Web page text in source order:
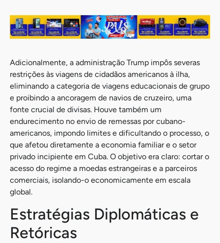
Adicionalmente, a administração Trump impôs severas
restrições às viagens de cidadãos americanos à ilha,
eliminando a categoria de viagens educacionais de grupo
e proibindo a ancoragem de navios de cruzeiro, uma
fonte crucial de divisas. Houve também um
endurecimento no envio de remessas por cubano-
americanos, impondo limites e dificultando o processo, o
que afetou diretamente a economia familiar e o setor
privado incipiente em Cuba. O objetivo era claro: cortar o
acesso do regime a moedas estrangeiras e a parceiros
comerciais, isolando-o economicamente em escala
global.
Estratégias Diplomáticas e
Retóricas